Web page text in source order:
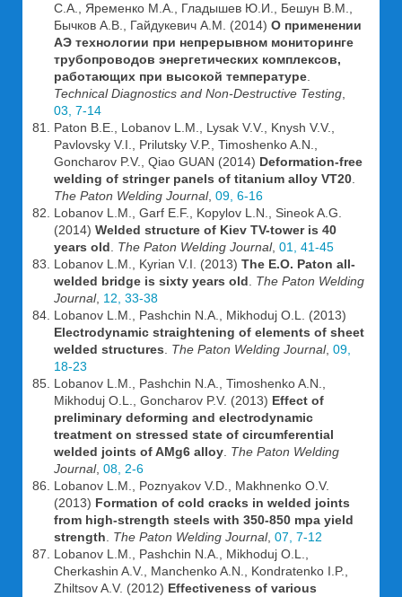
С.А., Яременко М.А., Гладышев Ю.И., Бешун В.М.,
Бычков А.В., Гайдукевич А.М. (2014) О применении
АЭ технологии при непрерывном мониторинге
трубопроводов энергетических комплексов,
работающих при высокой температуре
Technical Diagnostics and Non-Destructive Testing
03, 7-14
Paton B.E., Lobanov L.M., Lysak V.V., Knysh V.V.,
Pavlovsky V.I., Prilutsky V.P., Timoshenko A.N.,
Goncharov P.V., Qiao GUAN (2014) Deformation-free
welding of stringer panels of titanium alloy VT20
The Paton Welding Journal, 09, 6-16
Lobanov L.M., Garf E.F., Kopylov L.N., Sineok A.G.
(2014) Welded structure of Kiev TV-tower is 40
years old
The Paton Welding Journal, 01, 41-45
Lobanov L.M., Kyrian V.I. (2013) The E.O. Paton all-
welded bridge is sixty years old
The Paton Welding
Journal, 12, 33-38
Lobanov L.M., Pashchin N.A., Mikhoduj O.L. (2013)
Electrodynamic straightening of elements of sheet
welded structures
The Paton Welding Journal, 09,
18-23
Lobanov L.M., Pashchin N.A., Timoshenko A.N.,
Mikhoduj O.L., Goncharov P.V. (2013) Effect of
preliminary deforming and electrodynamic
treatment on stressed state of circumferential
welded joints of AMg6 alloy The Paton Welding
Journal, 08, 2-6
Lobanov L.M., Poznyakov V.D., Makhnenko O.V.
(2013) Formation of cold cracks in welded joints
from high-strength steels with 350-850 mpa yield
strength
The Paton Welding Journal, 07, 7-12
Lobanov L.M., Pashchin N.A., Mikhoduj O.L.,
Cherkashin A.V., Manchenko A.N., Kondratenko I.P.,
Zhiltsov A.V. (2012) Effectiveness of various